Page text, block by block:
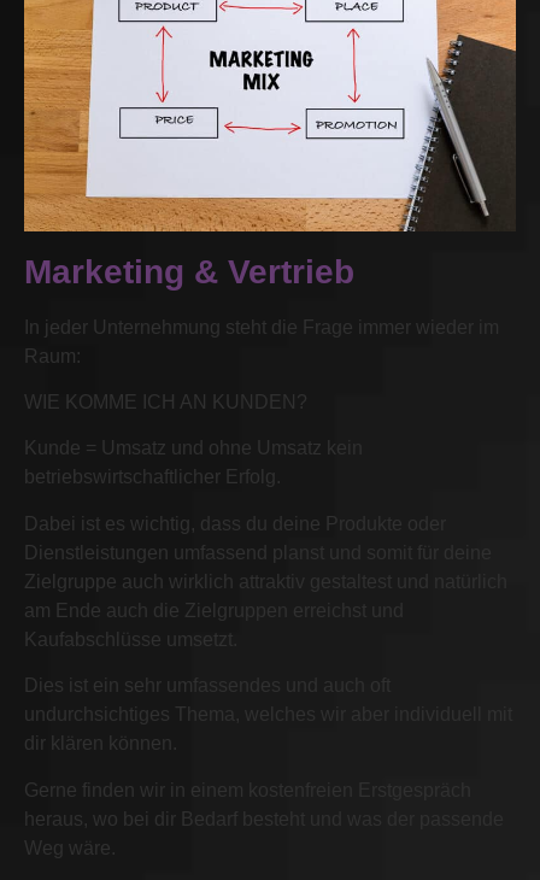
Marketing & Vertrieb
In jeder Unternehmung steht die Frage immer wieder im
Raum:
WIE KOMME ICH AN KUNDEN?
Kunde = Umsatz und ohne Umsatz kein
betriebswirtschaftlicher Erfolg.
Dabei ist es wichtig, dass du deine Produkte oder
Dienstleistungen umfassend planst und somit für deine
Zielgruppe auch wirklich attraktiv gestaltest und natürlich
am Ende auch die Zielgruppen erreichst und
Kaufabschlüsse umsetzt.
Dies ist ein sehr umfassendes und auch oft
undurchsichtiges Thema, welches wir aber individuell mit
dir klären können.
Gerne finden wir in einem kostenfreien Erstgespräch
heraus, wo bei dir Bedarf besteht und was der passende
Weg wäre.